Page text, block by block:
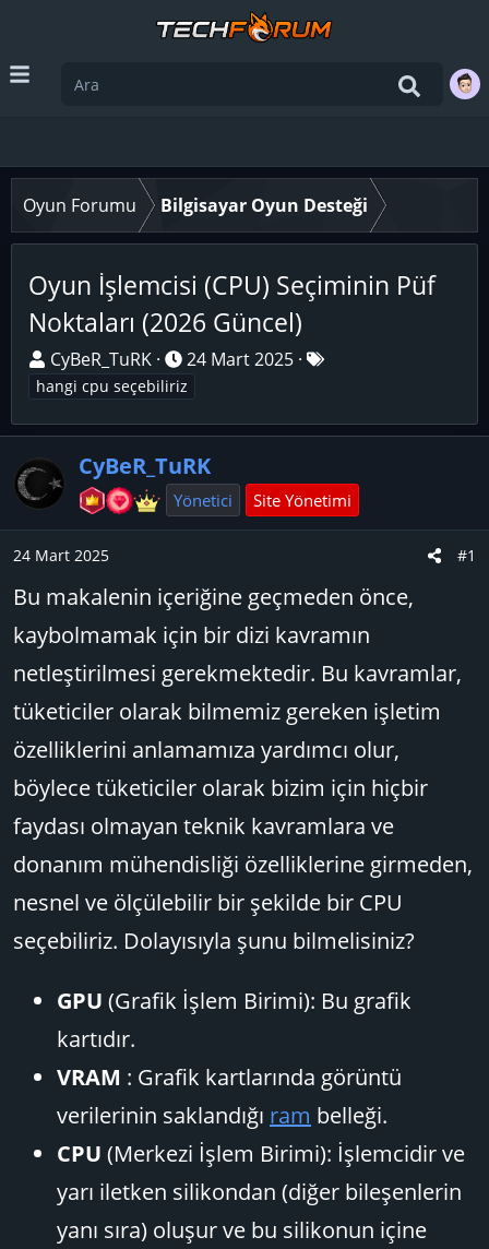
Oyun Forumu Bilgisayar Oyun Desteği
Oyun İşlemcisi (CPU) Seçiminin Püf
Noktaları (2026 Güncel)
K
o
u
y
u
ş
l
t
a
CyBeR_TuRK
B
a
l
a
n
g
t
r
i
h
i
24 Mart 2025
E
k
t
l
hangi cpu seçebiliriz
CyBeR_TuRK
Yönetici Site Yönetimi
24 Mart 2025 #1
Bu makalenin içeriğine geçmeden önce,
kaybolmamak için bir dizi kavramın
netleştirilmesi gerekmektedir. Bu kavramlar,
tüketiciler olarak bilmemiz gereken işletim
özelliklerini anlamamıza yardımcı olur,
böylece tüketiciler olarak bizim için hiçbir
faydası olmayan teknik kavramlara ve
donanım mühendisliği özelliklerine girmeden,
nesnel ve ölçülebilir bir şekilde bir CPU
seçebiliriz. Dolayısıyla şunu bilmelisiniz?
GPU (Grafik İşlem Birimi): Bu grafik
kartıdır.
VRAM : Grafik kartlarında görüntü
verilerinin saklandığı ram belleği.
CPU (Merkezi İşlem Birimi): İşlemcidir ve
yarı iletken silikondan (diğer bileşenlerin
yanı sıra) oluşur ve bu silikonun içine